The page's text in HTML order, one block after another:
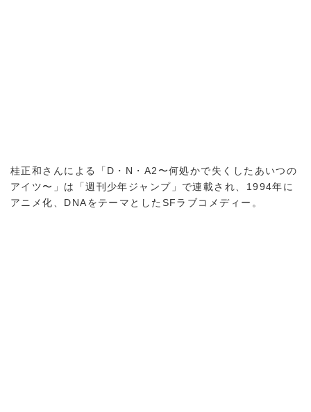
桂正和さんによる「D・N・A2〜何処かで失くしたあいつの
アイツ〜」は「週刊少年ジャンプ」で連載され、1994年に
アニメ化、DNAをテーマとしたSFラブコメディー。